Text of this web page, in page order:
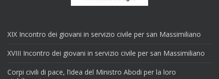
XIX Incontro dei giovani in servizio civile per san Massimiliano
XVIII Incontro dei giovani in servizio civile per san Massimiliano
Corpi civili di pace, l’idea del Ministro Abodi per la loro